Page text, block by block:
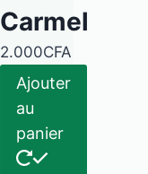
Carmel
2.000CFA
Ajouter
au
panier